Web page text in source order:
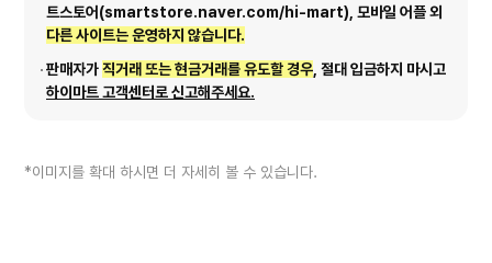
트스토어(smartstore.naver.com/hi-mart), 모바일 어플 외
다른 사이트는 운영하지 않습니다.
판매자가직거래 또는 현금거래를 유도할 경우 , 절대 입금하지 마시고
하이마트 고객센터로 신고해주세요.
*이미지를 확대 하시면 더 자세히 볼 수 있습니다.